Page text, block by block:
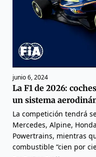
junio 6, 2024
La F1 de 2026:
un sistema
La competición tendrá
Mercedes, Alpine,
Powertrains, mientras
combustible “cien por